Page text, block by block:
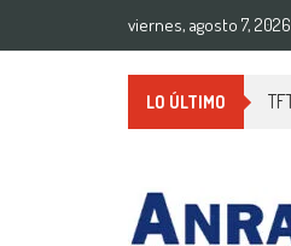
viernes, agosto 7, 2026
LO ÚLTIMO